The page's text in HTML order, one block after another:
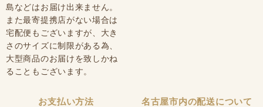
島などはお届け出来ません。
また最寄提携店がない場合は
宅配便もございますが、大き
さのサイズに制限がある為、
大型商品のお届けを致しかね
ることもございます。
お支払い方法 名古屋市内の配送について